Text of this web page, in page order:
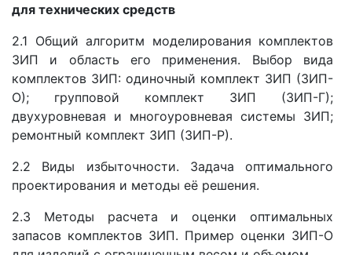
для технических средств
2.1 Общий алгоритм моделирования комплектов
ЗИП и область его применения. Выбор вида
комплектов ЗИП: одиночный комплект ЗИП (ЗИП-
О); групповой комплект ЗИП (ЗИП-Г);
двухуровневая и многоуровневая системы ЗИП;
ремонтный комплект ЗИП (ЗИП-Р).
2.2 Виды избыточности. Задача оптимального
проектирования и методы её решения.
2.3 Методы расчета и оценки оптимальных
запасов комплектов ЗИП. Пример оценки ЗИП-О